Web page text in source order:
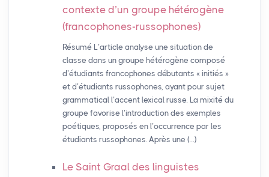
contexte d’un groupe hétérogène
(francophones-russophones)
Résumé L’article analyse une situation de
classe dans un groupe hétérogène composé
d’étudiants francophones débutants « initiés »
et d’étudiants russophones, ayant pour sujet
grammatical l’accent lexical russe. La mixité du
groupe favorise l’introduction des exemples
poétiques, proposés en l’occurrence par les
étudiants russophones. Après une (…)
Le Saint Graal des linguistes